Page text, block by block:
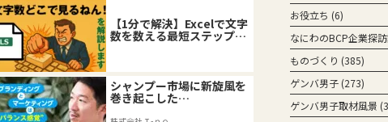
【1分で解決】Excelで文字
数を数える最短ステップと
応用テクニック
シャンプー市場に新旋風を
巻き起こした
お役立ち (6)
なにわのBCP企業探
ものづくり (385)
ゲンバ男子 (273)
ゲンバ男子取材風景